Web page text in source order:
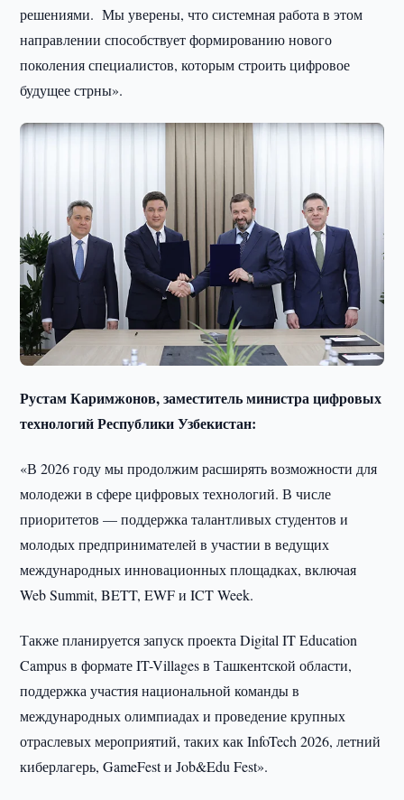
решениями. Мы уверены, что системная работа в этом
направлении способствует формированию нового
поколения специалистов, которым строить цифровое
будущее стрны».
Рустам Каримжонов, заместитель министра цифровых
технологий Республики Узбекистан:
«В 2026 году мы продолжим расширять возможности для
молодежи в сфере цифровых технологий. В числе
приоритетов — поддержка талантливых студентов и
молодых предпринимателей в участии в ведущих
международных инновационных площадках, включая
Web Summit, BETT, EWF и ICT Week.
Также планируется запуск проекта Digital IT Education
Campus в формате IT-Villages в Ташкентской области,
поддержка участия национальной команды в
международных олимпиадах и проведение крупных
отраслевых мероприятий, таких как InfoTech 2026, летний
киберлагерь, GameFest и Job&Edu Fest».